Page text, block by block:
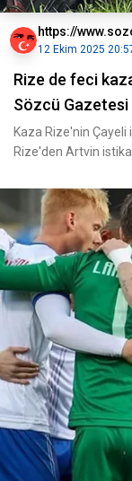
https://
12 Ekim 2025
Rize de feci
Sözcü Gazetesi
Kaza Rize'nin Çayeli
Rize'den Artvin